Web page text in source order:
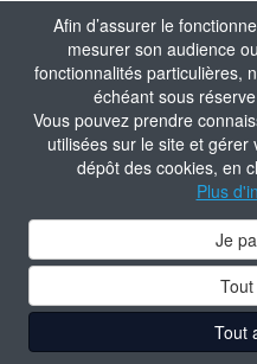
Afin d’assurer le
mesurer son audience
fonctionnalités particulières,
échéant sous
Vous pouvez prendre
utilisées sur le site et
dépôt des cookies, en
Plus
Je
Tout